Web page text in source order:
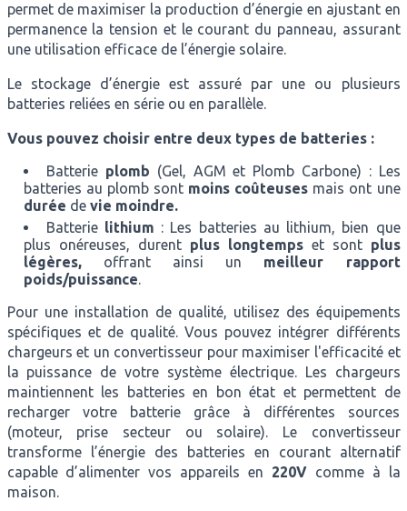
permet de maximiser la production d’énergie en ajustant en
permanence la tension et le courant du panneau, assurant
une utilisation efficace de l’énergie solaire.
Le stockage d’énergie est assuré par une ou plusieurs
batteries reliées en série ou en parallèle.
Vous pouvez choisir entre deux types de batteries :
Batterie plomb (Gel, AGM et Plomb Carbone) : Les
batteries au plomb sont moins coûteuses mais ont une
durée de vie moindre.
Batterie lithium : Les batteries au lithium, bien que
plus onéreuses, durent plus longtempset sont plus
légères,offrant ainsi un meilleur rapport
poids/puissance.
Pour une installation de qualité, utilisez des équipements
spécifiques et de qualité. Vous pouvez intégrer différents
chargeurs et un convertisseur pour maximiser l'efficacité et
la puissance de votre système électrique. Les chargeurs
maintiennent les batteries en bon état et permettent de
recharger votre batterie grâce à différentes sources
(moteur, prise secteur ou solaire). Le convertisseur
transforme l’énergie des batteries en courant alternatif
capable d’alimenter vos appareils en 220Vcomme à la
maison.